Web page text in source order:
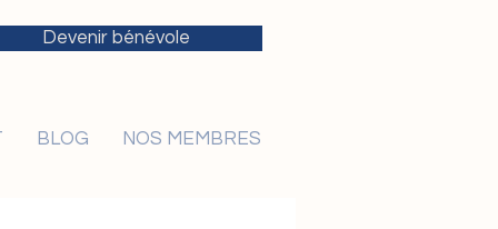
Devenir bénévole
BLOG NOS MEMBRES